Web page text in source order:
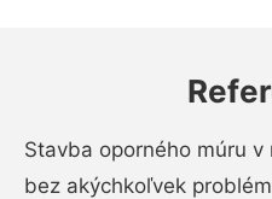
Stavba oporného múru
bez akýchkoľvek